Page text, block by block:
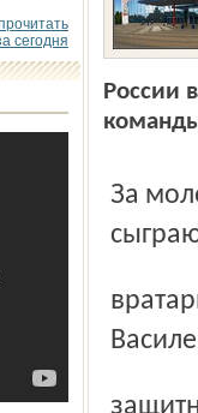
сегодня
России
За молодёжную сборную России в Ярославле и Галифаксе
вратари: Андрей Макаров («Саскатун»), Андрей
защитники: Андрей Педан («Гельф»), Михаил Науменков